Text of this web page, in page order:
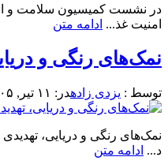
در نشست کمیسیون سلامت و
امنیت غذ... ادامه متن
نمک‌های رنگی و
توسط : یزدی زادهدر: ۱۱ تیر, ۱۴۰۵
نمک‌های رنگی و دریایی،
د... ادامه متن